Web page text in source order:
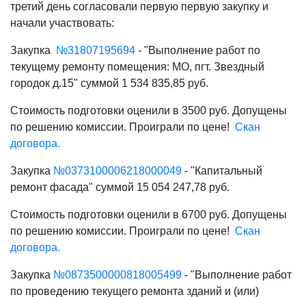
третий день согласовали первую первую закупку и
начали участвовать:
Закупка №31807195694 - "Выполнение работ по
текущему ремонту помещения: МО, пгт. Звездный
городок д.15" суммой 1 534 835,85 руб.
Стоимость подготовки оценили в 3500 руб. Допущены
по решению комиссии. Проиграли по цене! Скан
договора.
Закупка №0373100006218000049 - "Капитальный
ремонт фасада" суммой 15 054 247,78 руб.
Стоимость подготовки оценили в 6700 руб. Допущены
по решению комиссии. Проиграли по цене! Скан
договора.
Закупка №0873500000818005499 - "Выполнение работ
по проведению текущего ремонта зданий и (или)